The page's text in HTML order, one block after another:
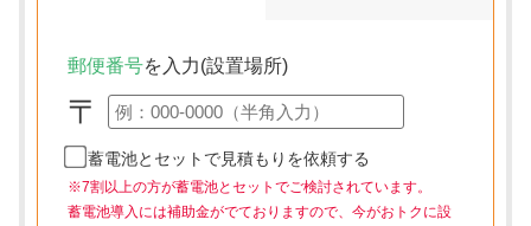
郵便番号を入力(設置場所)
〒
蓄電池とセットで見積もりを依頼する
※7割以上の方が蓄電池とセットでご検討されています。
蓄電池導入には補助金がでておりますので、今がおトクに設